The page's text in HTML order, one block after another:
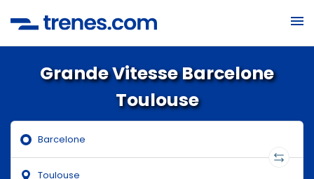
Grande Vitesse Barcelone
Toulouse